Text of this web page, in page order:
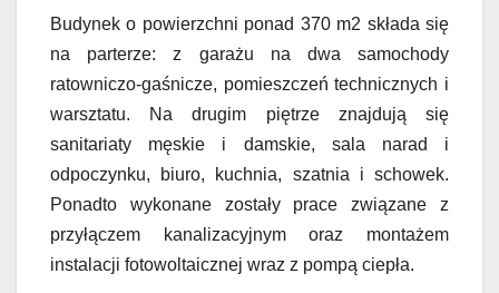
Budynek o powierzchni ponad 370 m2 składa się
na parterze: z garażu na dwa samochody
ratowniczo-gaśnicze, pomieszczeń technicznych i
warsztatu. Na drugim piętrze znajdują się
sanitariaty męskie i damskie, sala narad i
odpoczynku, biuro, kuchnia, szatnia i schowek.
Ponadto wykonane zostały prace związane z
przyłączem kanalizacyjnym oraz montażem
instalacji fotowoltaicznej wraz z pompą ciepła.